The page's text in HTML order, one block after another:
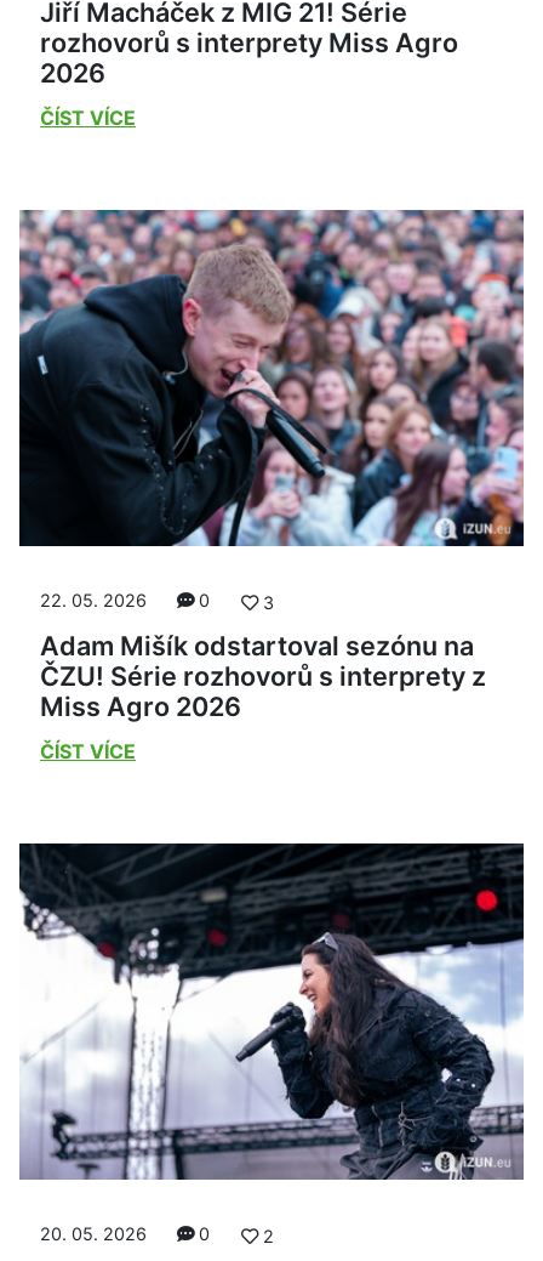
Jiří Macháček z MIG 21! Série
rozhovorů s interprety Miss Agro
2026
ČÍST VÍCE
22. 05. 2026 0 3
Adam Mišík odstartoval sezónu na
ČZU! Série rozhovorů s interprety z
Miss Agro 2026
ČÍST VÍCE
20. 05. 2026 0 2